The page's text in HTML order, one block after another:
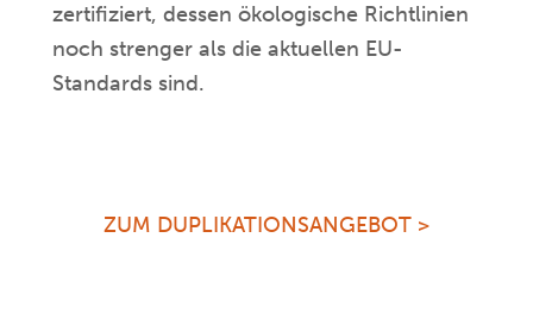
zertifiziert, dessen ökologische Richtlinien
noch strenger als die aktuellen EU-
Standards sind.
ZUM DUPLIKATIONSANGEBOT >